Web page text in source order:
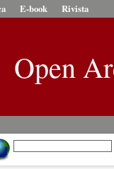
E-book Rivista
Open